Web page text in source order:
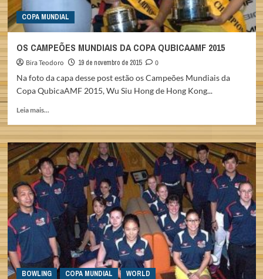
COPA MUNDIAL
OS CAMPEÕES MUNDIAIS DA COPA QUBICAAMF 2015
Bira Teodoro 19 de novembro de 2015
0
Na foto da capa desse post estão os Campeões Mundiais da
Copa QubicaAMF 2015, Wu Siu Hong de Hong Kong...
Leia mais...
OS
CAMPEÕES
MUNDIAIS
DA
COPA
QUBICAAMF
2015
BOWLING COPA MUNDIAL WORLD